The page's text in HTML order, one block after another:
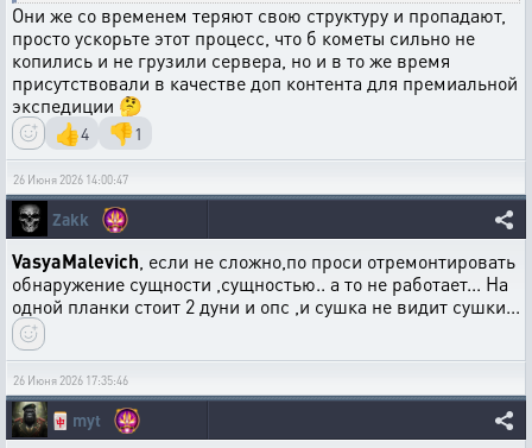
Они же со временем теряют свою структуру и пропадают,
просто ускорьте этот процесс, что б кометы сильно не
копились и не грузили сервера, но и в то же время
присутствовали в качестве доп контента для премиальной
экспедиции 🤔
👍4 👎1
26 Июня 2026 14:00:47
Zakk
VasyaMalevich , если не сложно,по проси отремонтировать
обнаружение сущности ,сущностью.. а то не работает... На
одной планки стоит 2 дуни и опс ,и сушка не видит сушки...
26 Июня 2026 17:35:46
🀄 myt